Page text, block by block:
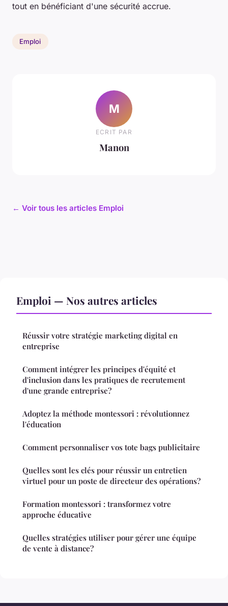
tout en bénéficiant d'une sécurité accrue.
Emploi
M
ECRIT PAR
Manon
← Voir tous les articles Emploi
Emploi — Nos autres articles
Réussir votre stratégie marketing digital en
entreprise
Comment intégrer les principes d'équité et
d'inclusion dans les pratiques de recrutement
d'une grande entreprise?
Adoptez la méthode montessori : révolutionnez
l'éducation
Comment personnaliser vos tote bags publicitaire
Quelles sont les clés pour réussir un entretien
virtuel pour un poste de directeur des opérations?
Formation montessori : transformez votre
approche éducative
Quelles stratégies utiliser pour gérer une équipe
de vente à distance?